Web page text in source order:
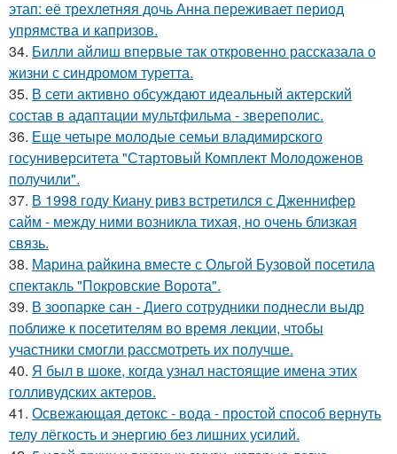
этап: её трехлетняя дочь Анна переживает период
упрямства и капризов.
34. Билли айлиш впервые так откровенно рассказала о
жизни с синдромом туретта.
35. В сети активно обсуждают идеальный актерский
состав в адаптации мультфильма - звереполис.
36. Еще четыре молодые семьи владимирского
госуниверситета "Стартовый Комплект Молодоженов
получили".
37. В 1998 году Киану ривз встретился с Дженнифер
сайм - между ними возникла тихая, но очень близкая
связь.
38. Марина райкина вместе с Ольгой Бузовой посетила
спектакль "Покровские Ворота".
39. В зоопарке сан - Диего сотрудники поднесли выдр
поближе к посетителям во время лекции, чтобы
участники смогли рассмотреть их получше.
40. Я был в шоке, когда узнал настоящие имена этих
голливудских актеров.
41. Освежающая детокс - вода - простой способ вернуть
телу лёгкость и энергию без лишних усилий.